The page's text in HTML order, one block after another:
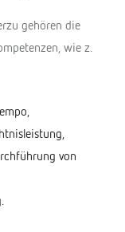
gehören die
wie z.
von